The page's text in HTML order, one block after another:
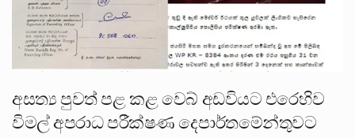
අසත්‍ය පුවත් පළ කළ වෙබ් අඩවියට එරෙහිව
විමල් අපරාධ පරීක්ෂණ දෙපාර්තමේන්තුවට